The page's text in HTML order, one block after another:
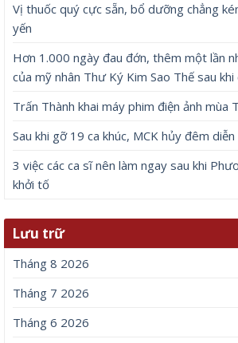
Vị thuốc quý cực sẵn, bổ dưỡng chẳng
yến
Hơn 1.000 ngày đau đớn, thêm một lần
của mỹ nhân Thư Ký Kim Sao Thế sau khi
Trấn Thành khai máy phim điện ảnh mùa
Sau khi gỡ 19 ca khúc, MCK hủy đêm
3 việc các ca sĩ nên làm ngay sau khi
khởi tố
Lưu trữ
Tháng 8 2026
Tháng 7 2026
Tháng 6 2026